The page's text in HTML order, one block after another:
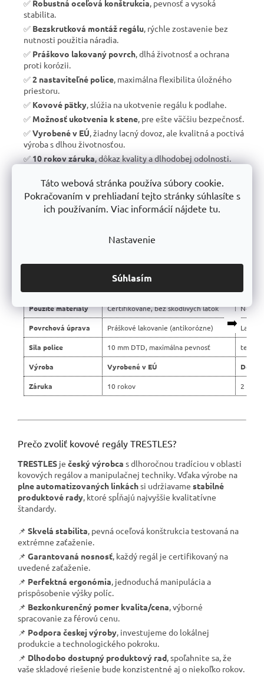
Táto webová stránka používa súbory cookie.
Pokračovaním v prehliadaní tejto stránky súhlasíte s
ich používaním. Viac informácií nájdete tu.
Nastavenie
Súhlasím
✅ Robustná oceľová konštrukcia , pevnosť a vysoká
stabilita.
✅ Bezskrutková montáž regálu , rýchle zostavenie bez
nutnosti použitia náradia.
✅ Práškovo lakovaný povrch , dlhá životnosť a ochrana
proti korózii.
✅2 nastaviteľné police , maximálna flexibilita úložného
priestoru.
✅ Kovové pätky , slúžia na ukotvenie regálu k podlahe.
✅ Možnosť ukotvenia k stene , pre ešte väčšiu bezpečnosť.
✅Vyrobené v EÚ , žiadny lacný dovoz, ale kvalitná a poctivá
výroba s dlhou životnosťou.
✅ 10 rokov záruka , dôkaz kvality a dlhodobej odolnosti.
📊 Porovnanie s bežnými regálmi na trhu:
➡️
Slabší
Použité materiály Certifikované, bez škodlivých látok
Povrchová úprava Práškové lakovanie (antikorózne) Lacné
Sila police 10 mm DTD, maximálna pevnosť tenšie
Výroba Vyrobené v EÚ Dovoz
Záruka 10 rokov 2 roky
Prečo zvoliť kovové regály TRESTLES?
TRESTLES je český výrobca s dlhoročnou tradíciou v oblasti
kovových regálov a manipulačnej techniky. Vďaka výrobe na
plne automatizovaných linkáchsi udržiavame stabilné
produktové rady , ktoré spĺňajú najvyššie kvalitatívne
štandardy.
📌 Skvelá stabilita , pevná oceľová konštrukcia testovaná na
extrémne zaťaženie.
📌 Garantovaná nosnosť , každý regál je certifikovaný na
uvedené zaťaženie.
📌 Perfektná ergonómia , jednoduchá manipulácia a
prispôsobenie výšky políc.
📌 Bezkonkurenčný pomer kvalita/cena , výborné
spracovanie za férovú cenu.
📌 Podpora českej výroby , investujeme do lokálnej
produkcie a technologického pokroku.
📌 Dlhodobo dostupný produktový rad , spoľahnite sa, že
vaše skladové riešenie bude konzistentné aj o niekoľko rokov.